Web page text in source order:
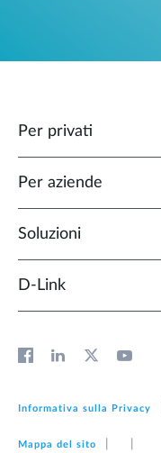
Per privati
Per aziende
Soluzioni
D‑Link
Informativa sulla Privacy
Mappa del sito